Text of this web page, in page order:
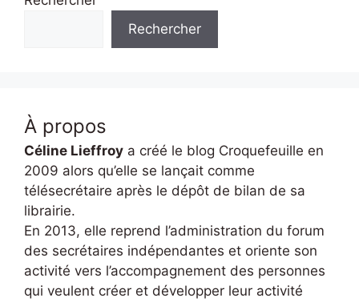
Rechercher
À propos
Céline Lieffroy a créé le blog Croquefeuille en
2009 alors qu’elle se lançait comme
télésecrétaire après le dépôt de bilan de sa
librairie.
En 2013, elle reprend l’administration du forum
des secrétaires indépendantes et oriente son
activité vers l’accompagnement des personnes
qui veulent créer et développer leur activité